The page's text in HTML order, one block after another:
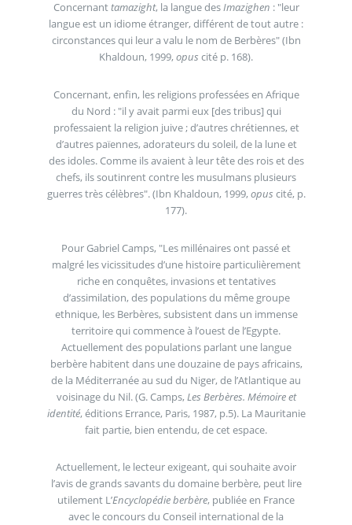
Concernanttamazight, la langue desImazighen : "leur
langue est un idiome étranger, différent de tout autre :
circonstances qui leur a valu le nom de Berbères" (Ibn
Khaldoun, 1999, opus cité p. 168).
Concernant, enfin, les religions professées en Afrique
du Nord : "il y avait parmi eux [des tribus] qui
professaient la religion juive ; d’autres chrétiennes, et
d’autres païennes, adorateurs du soleil, de la lune et
des idoles. Comme ils avaient à leur tête des rois et des
chefs, ils soutinrent contre les musulmans plusieurs
guerres très célèbres". (Ibn Khaldoun, 1999, opus cité, p.
177).
Pour Gabriel Camps, "Les millénaires ont passé et
malgré les vicissitudes d’une histoire particulièrement
riche en conquêtes, invasions et tentatives
d’assimilation, des populations du même groupe
ethnique, les Berbères, subsistent dans un immense
territoire qui commence à l’ouest de l’Egypte.
Actuellement des populations parlant une langue
berbère habitent dans une douzaine de pays africains,
de la Méditerranée au sud du Niger, de l’Atlantique au
voisinage du Nil. (G. Camps, Les Berbères. Mémoire et
identité, éditions Errance, Paris, 1987, p.5). La Mauritanie
fait partie, bien entendu, de cet espace.
Actuellement, le lecteur exigeant, qui souhaite avoir
l’avis de grands savants du domaine berbère, peut lire
utilement L’Encyclopédie berbère, publiée en France
avec le concours du Conseil international de la